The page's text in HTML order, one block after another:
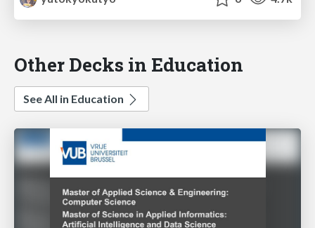
Other Decks in Education
See All in Education